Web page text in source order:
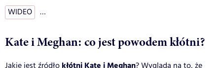
WIDEO …
Kate i Meghan: co jest powodem kłótni?
Jakie jest źródło ? Wygląda na to, że